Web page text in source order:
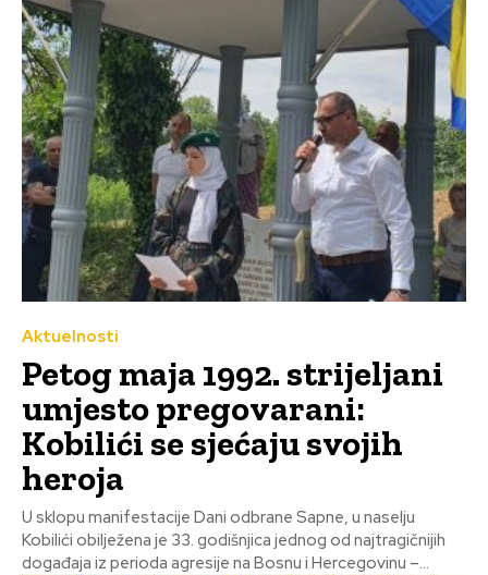
Aktuelnosti
Petog maja 1992. strijeljani
umjesto pregovarani:
Kobilići se sjećaju svojih
heroja
U sklopu manifestacije Dani odbrane Sapne, u naselju
Kobilići obilježena je 33. godišnjica jednog od najtragičnijih
događaja iz perioda agresije na Bosnu i Hercegovinu –...